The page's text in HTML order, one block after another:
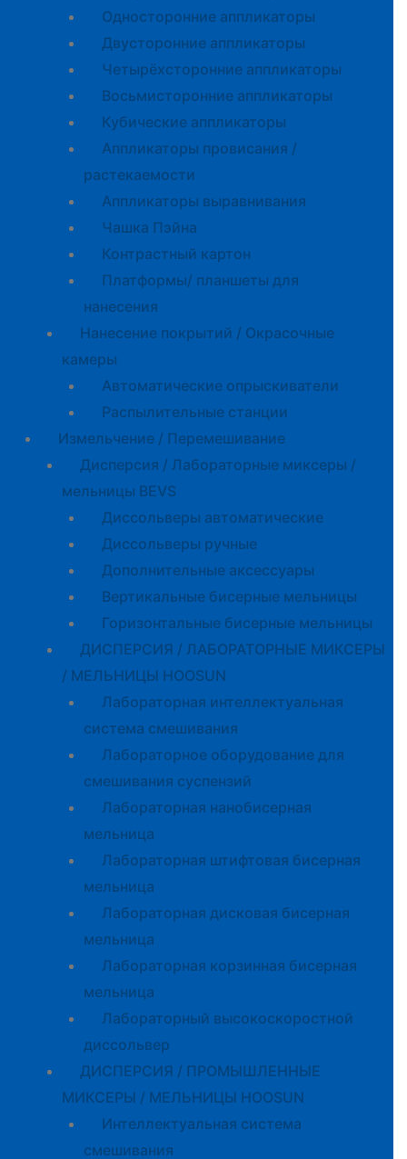
Односторонние аппликаторы
Двусторонние аппликаторы
Четырёхсторонние аппликаторы
Восьмисторонние аппликаторы
Кубические аппликаторы
Аппликаторы провисания /
растекаемости
Аппликаторы выравнивания
Чашка Пэйна
Контрастный картон
Платформы/ планшеты для
нанесения
Нанесение покрытий / Окрасочные
камеры
Автоматические опрыскиватели
Распылительные станции
Измельчение / Перемешивание
Дисперсия / Лабораторные миксеры /
мельницы BEVS
Диссольверы автоматические
Диссольверы ручные
Дополнительные аксессуары
Вертикальные бисерные мельницы
Горизонтальные бисерные мельницы
ДИСПЕРСИЯ / ЛАБОРАТОРНЫЕ МИКСЕРЫ
/ МЕЛЬНИЦЫ HOOSUN
Лабораторная интеллектуальная
система смешивания
Лабораторное оборудование для
смешивания суспензий
Лабораторная нанобисерная
мельница
Лабораторная штифтовая бисерная
мельница
Лабораторная дисковая бисерная
мельница
Лабораторная корзинная бисерная
мельница
Лабораторный высокоскоростной
диссольвер
ДИСПЕРСИЯ / ПРОМЫШЛЕННЫЕ
МИКСЕРЫ / МЕЛЬНИЦЫ HOOSUN
Интеллектуальная система
смешивания